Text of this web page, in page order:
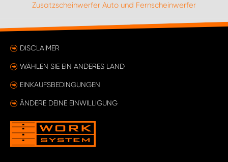
Zusatzscheinwerfer Auto und Fernscheinwerfer
DISCLAIMER
WÄHLEN SIE EIN ANDERES LAND
EINKAUFSBEDINGUNGEN
ÄNDERE DEINE EINWILLIGUNG